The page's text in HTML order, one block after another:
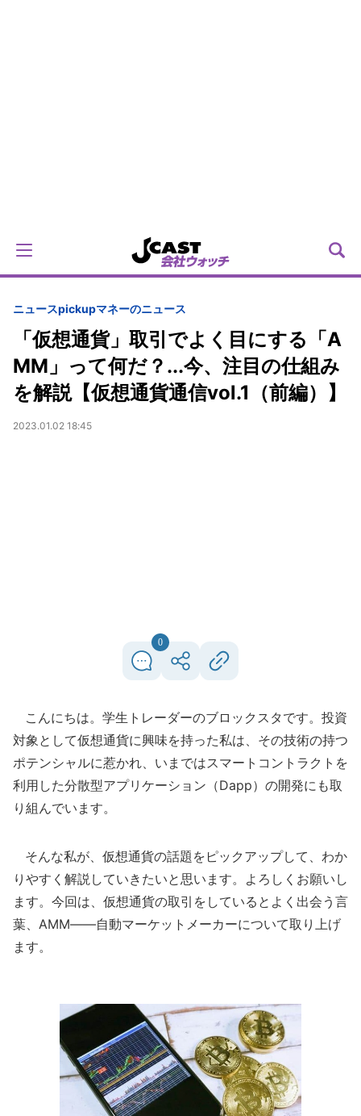
ニュースpickupマネーのニュース
「仮想通貨」取引でよく目にする「A
MM」って何だ？...今、注目の仕組み
を解説【仮想通貨通信vol.1（前編）】
2023.01.02 18:45
0
こんにちは。学生トレーダーのブロックスタです。投資
対象として仮想通貨に興味を持った私は、その技術の持つ
ポテンシャルに惹かれ、いまではスマートコントラクトを
利用した分散型アプリケーション（Dapp）の開発にも取
り組んでいます。
そんな私が、仮想通貨の話題をピックアップして、わか
りやすく解説していきたいと思います。よろしくお願いし
ます。今回は、仮想通貨の取引をしているとよく出会う言
葉、AMM――自動マーケットメーカーについて取り上げ
ます。